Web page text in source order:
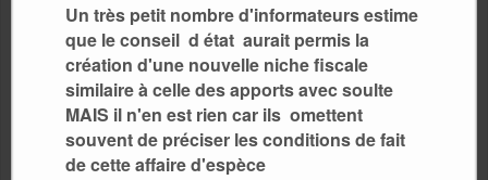
Un très petit nombre d'informateurs estime
que le conseil d état aurait permis la
création d'une nouvelle niche fiscale
similaire à celle des apports avec soulte
MAIS il n'en est rien car ils omettent
souvent de préciser les conditions de fait
de cette affaire d'espèce